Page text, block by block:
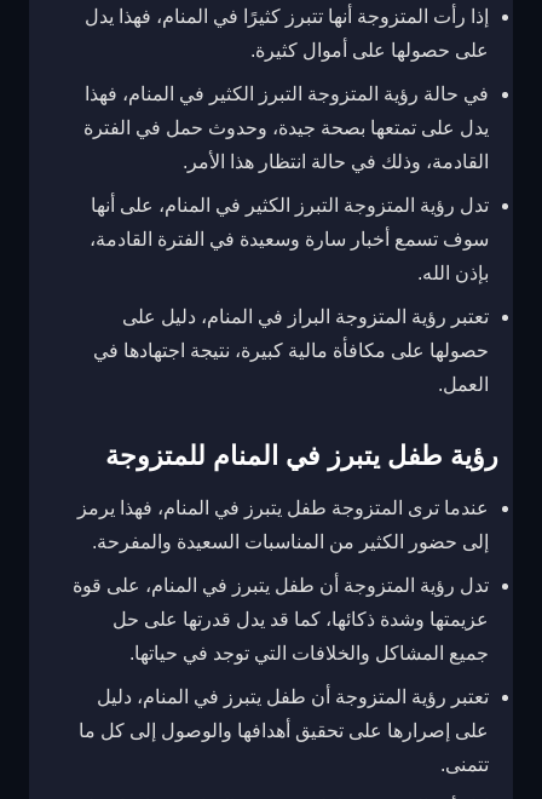
إذا رأت المتزوجة أنها تتبرز كثيرًا في المنام، فهذا يدل
على حصولها على أموال كثيرة.
في حالة رؤية المتزوجة التبرز الكثير في المنام، فهذا
يدل على تمتعها بصحة جيدة، وحدوث حمل في الفترة
القادمة، وذلك في حالة انتظار هذا الأمر.
تدل رؤية المتزوجة التبرز الكثير في المنام، على أنها
سوف تسمع أخبار سارة وسعيدة في الفترة القادمة،
بإذن الله.
تعتبر رؤية المتزوجة البراز في المنام، دليل على
حصولها على مكافأة مالية كبيرة، نتيجة اجتهادها في
العمل.
رؤية طفل يتبرز في المنام للمتزوجة
عندما ترى المتزوجة طفل يتبرز في المنام، فهذا يرمز
إلى حضور الكثير من المناسبات السعيدة والمفرحة.
تدل رؤية المتزوجة أن طفل يتبرز في المنام، على قوة
عزيمتها وشدة ذكائها، كما قد يدل قدرتها على حل
جميع المشاكل والخلافات التي توجد في حياتها.
تعتبر رؤية المتزوجة أن طفل يتبرز في المنام، دليل
على إصرارها على تحقيق أهدافها والوصول إلى كل ما
تتمنى.